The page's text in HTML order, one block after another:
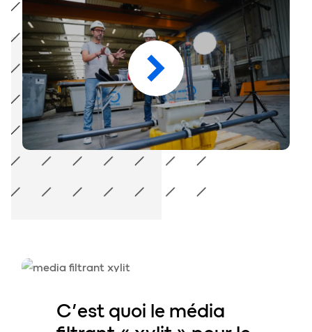
On vous raconte tout ce qu&rsquo;il faut savoir sur
C’est quoi le média